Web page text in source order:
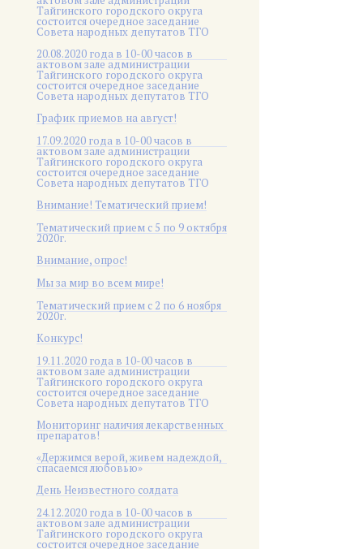
Тайгинского городского округа
состоится очередное заседание
Совета народных депутатов ТГО
20.08.2020 года в 10-00 часов в
актовом зале администрации
Тайгинского городского округа
состоится очередное заседание
Совета народных депутатов ТГО
График приемов на август!
17.09.2020 года в 10-00 часов в
актовом зале администрации
Тайгинского городского округа
состоится очередное заседание
Совета народных депутатов ТГО
Внимание! Тематический прием!
Тематический прием с 5 по 9 октября
2020г.
Внимание, опрос!
Мы за мир во всем мире!
Тематический прием с 2 по 6 ноября
2020г.
Конкурс!
19.11.2020 года в 10-00 часов в
актовом зале администрации
Тайгинского городского округа
состоится очередное заседание
Совета народных депутатов ТГО
Мониторинг наличия лекарственных
препаратов!
«Держимся верой, живем надеждой,
спасаемся любовью»
День Неизвестного солдата
24.12.2020 года в 10-00 часов в
актовом зале администрации
Тайгинского городского округа
состоится очередное заседание